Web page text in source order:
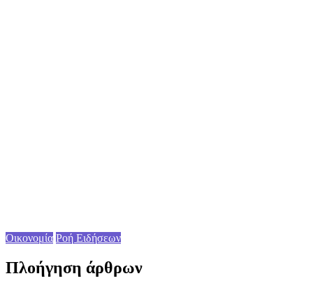
Οικονομία Ροή Ειδήσεων
Πλοήγηση άρθρων